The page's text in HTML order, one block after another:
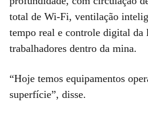
total de Wi-Fi, ventilação
tempo real e controle digital da
trabalhadores dentro da mina.
“Hoje temos equipamentos
superfície”, disse.